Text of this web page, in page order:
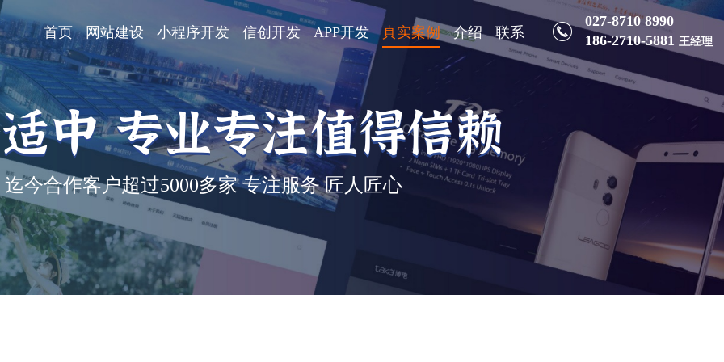
027-8710 8990
186-2710-5881 王经理
首页 网站建设 小程序开发 信创开发 APP开发 真实案例 介绍 联系
中 专业专注值得信赖
迄今合作客户超过5000多家 专注服务 匠人匠心